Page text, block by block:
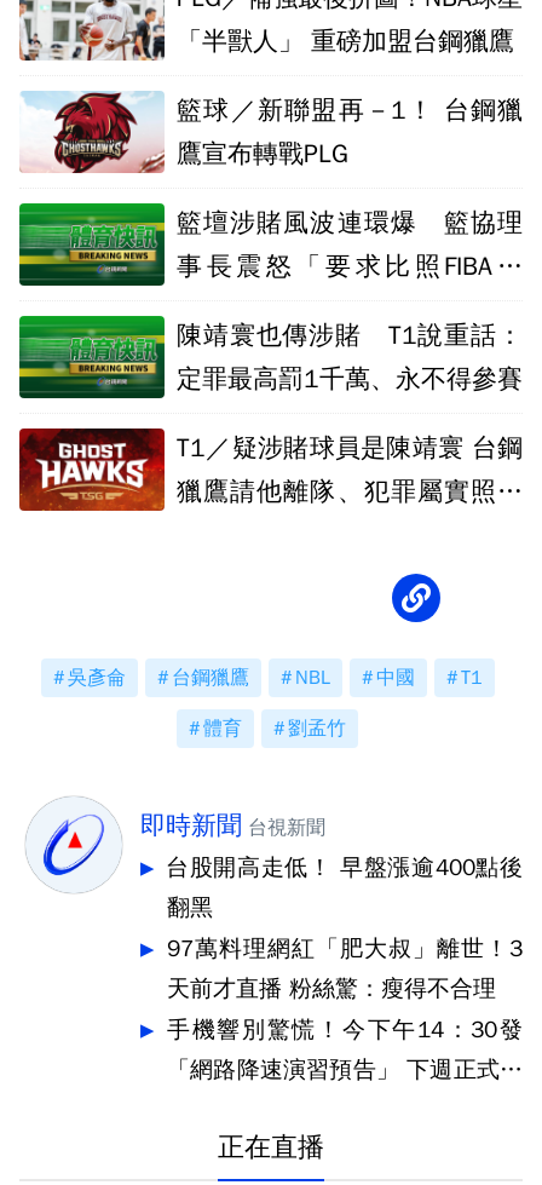
「半獸人」 重磅加盟台鋼獵鷹
籃球／新聯盟再－1！ 台鋼獵
鷹宣布轉戰PLG
籃壇涉賭風波連環爆 籃協理
事長震怒「要求比照FIBA作
陳靖寰也傳涉賭 T1說重話：
定罪最高罰1千萬、永不得參賽
T1／疑涉賭球員是陳靖寰 台鋼
獵鷹請他離隊、犯罪屬實照合
吳彥侖 台鋼獵鷹 NBL 中國 T1
體育 劉孟竹
即時新聞 台視新聞
台股開高走低！ 早盤漲逾400點後
翻黑
97萬料理網紅「肥大叔」離世！3
天前才直播 粉絲驚：瘦得不合理
手機響別驚慌！今下午14：30發
「網路降速演習預告」 下週正式登
正在直播